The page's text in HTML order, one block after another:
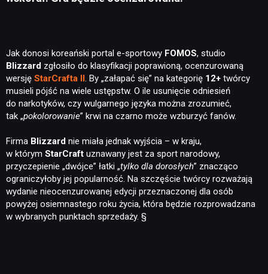
Jak donosi koreański portal e-sportowy FOMOS, studio
Blizzard zgłosiło do klasyfikacji poprawioną, ocenzurowaną
wersję StarCrafta II. By „załapać się” na kategorię 12+ twórcy
musieli pójść na wiele ustępstw. O ile usunięcie odniesień
do narkotyków, czy wulgarnego języka można zrozumieć,
tak „pokolorowanie” krwi na czarno może wzburzyć fanów.
Firma Blizzard nie miała jednak wyjścia – w kraju,
w którym StarCraft uznawany jest za sport narodowy,
przyczepienie „dwójce” łatki „tylko dla dorosłych” znacząco
ograniczyłoby jej popularność. Na szczęście twórcy rozważają
wydanie nieocenzurowanej edycji przeznaczonej dla osób
powyżej osiemnastego roku życia, która będzie rozprowadzana
w wybranych punktach sprzedaży. §